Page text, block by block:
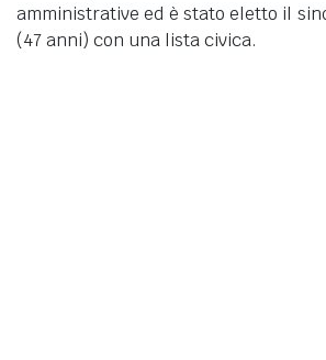
amministrative ed è stato eletto il
(47 anni) con una lista civica.